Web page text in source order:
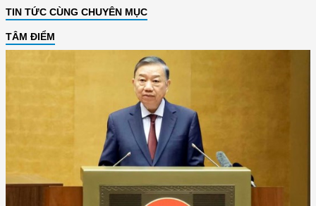
TIN TỨC CÙNG CHUYÊN MỤC
TÂM ĐIỂM